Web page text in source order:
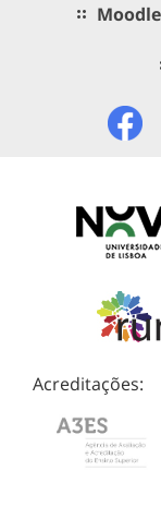
Moodle
Acreditações: